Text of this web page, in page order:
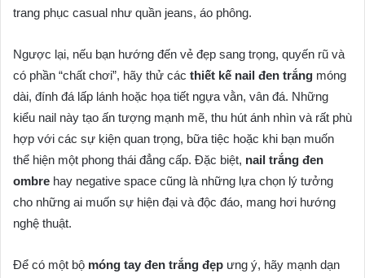
trang phục casual như quần jeans, áo phông.
Ngược lại, nếu bạn hướng đến vẻ đẹp sang trọng, quyến rũ và
có phần “chất chơi”, hãy thử các thiết kế nail đen trắng móng
dài, đính đá lấp lánh hoặc họa tiết ngựa vằn, vân đá. Những
kiểu nail này tạo ấn tượng mạnh mẽ, thu hút ánh nhìn và rất phù
hợp với các sự kiện quan trọng, bữa tiệc hoặc khi bạn muốn
thể hiện một phong thái đẳng cấp. Đặc biệt, nail trắng đen
ombre hay negative space cũng là những lựa chọn lý tưởng
cho những ai muốn sự hiện đại và độc đáo, mang hơi hướng
nghệ thuật.
Để có một bộ móng tay đen trắng đẹp ưng ý, hãy mạnh dạn